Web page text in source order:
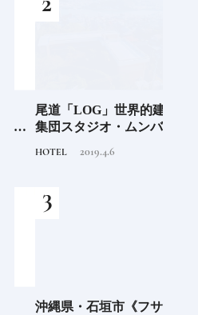
尾道「LOG」世界的建築
集団スタジオ・ムンバイ
HOTEL 2019.4.6
沖縄県・石垣市《フサキ